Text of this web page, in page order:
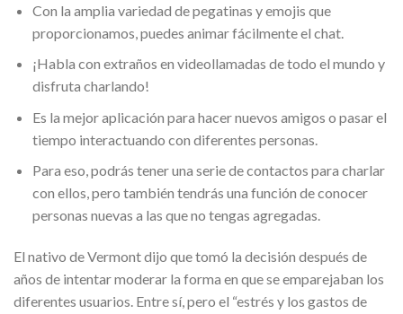
Con la amplia variedad de pegatinas y emojis que
proporcionamos, puedes animar fácilmente el chat.
¡Habla con extraños en videollamadas de todo el mundo y
disfruta charlando!
Es la mejor aplicación para hacer nuevos amigos o pasar el
tiempo interactuando con diferentes personas.
Para eso, podrás tener una serie de contactos para charlar
con ellos, pero también tendrás una función de conocer
personas nuevas a las que no tengas agregadas.
El nativo de Vermont dijo que tomó la decisión después de
años de intentar moderar la forma en que se emparejaban los
diferentes usuarios. Entre sí, pero el “estrés y los gastos de